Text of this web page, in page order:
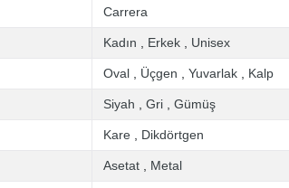
Carrera
Kadın Erkek Unisex
Oval Üçgen Yuvarlak Kalp
Siyah Gri Gümüş
Kare Dikdörtgen
Asetat Metal